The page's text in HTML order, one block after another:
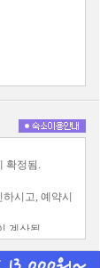
확정됨.
시고, 예약시
계산됨.
불가)